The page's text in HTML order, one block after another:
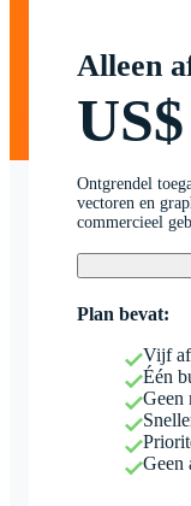
Alleen
Ontgrendel
vectoren en
commercieel
Plan bevat:
Vijf
Één
Geen
Geen